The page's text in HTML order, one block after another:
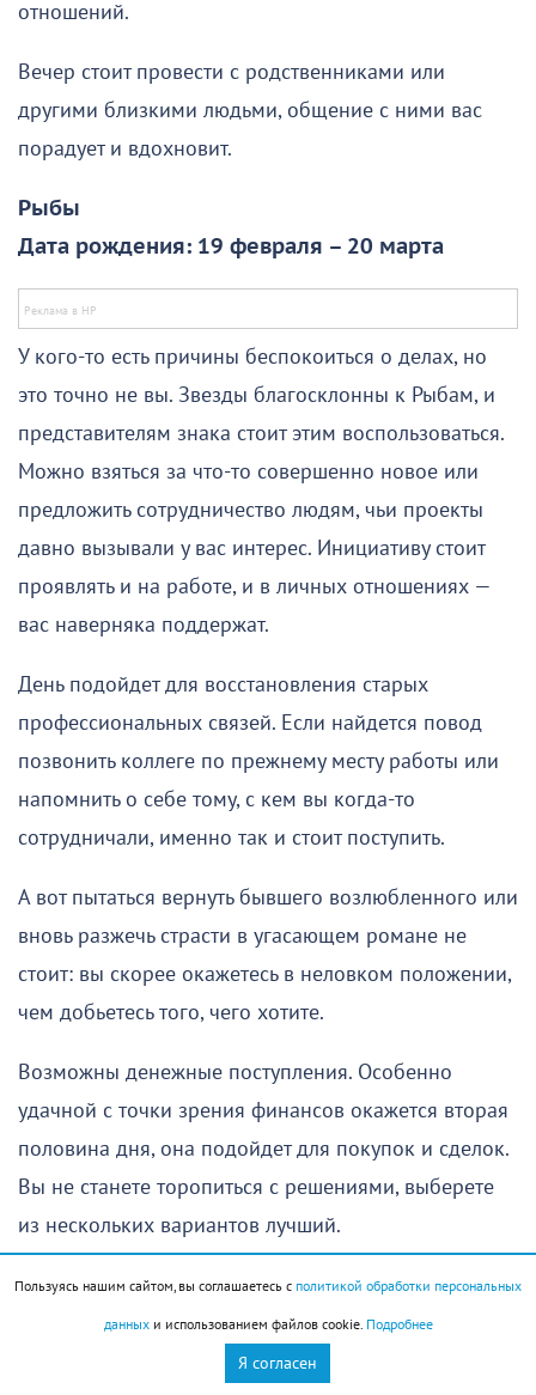
отношений.
Вечер стоит провести с родственниками или
другими близкими людьми, общение с ними вас
порадует и вдохновит.
Рыбы
Дата рождения: 19 февраля – 20 марта
У кого-то есть причины беспокоиться о делах, но
это точно не вы. Звезды благосклонны к Рыбам, и
представителям знака стоит этим воспользоваться.
Можно взяться за что-то совершенно новое или
предложить сотрудничество людям, чьи проекты
давно вызывали у вас интерес. Инициативу стоит
проявлять и на работе, и в личных отношениях —
вас наверняка поддержат.
День подойдет для восстановления старых
профессиональных связей. Если найдется повод
позвонить коллеге по прежнему месту работы или
напомнить о себе тому, с кем вы когда-то
сотрудничали, именно так и стоит поступить.
А вот пытаться вернуть бывшего возлюбленного или
вновь разжечь страсти в угасающем романе не
стоит: вы скорее окажетесь в неловком положении,
чем добьетесь того, чего хотите.
Возможны денежные поступления. Особенно
удачной с точки зрения финансов окажется вторая
половина дня, она подойдет для покупок и сделок.
Вы не станете торопиться с решениями, выберете
из нескольких вариантов лучший.
horo.mail.ru
Пользуясь нашим сайтом, вы соглашаетесь с политикой обработки персональных
данныхи использованием файлов cookie. Подробнее
Я согласен